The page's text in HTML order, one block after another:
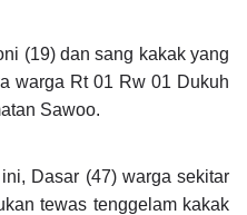
(19) dan sang kakak yang
warga Rt 01 Rw 01 Dukuh
Sawoo.
Dasar (47) warga sekitar
tewas tenggelam kakak